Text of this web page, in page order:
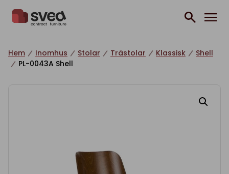
Hem Inomhus Stolar Trästolar Klassisk
Shell
PL-0043A Shell